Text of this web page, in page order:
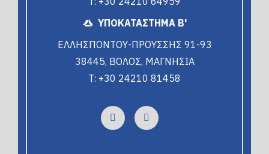
ΥΠΟΚΑΤΑΣΤΗΜΑ Β'
ΕΛΛΗΣΠΟΝΤΟΥ-ΠΡΟΥΣΣΗΣ 91-93
38445, ΒΟΛΟΣ, ΜΑΓΝΗΣΙΑ
T: +30 24210 81458